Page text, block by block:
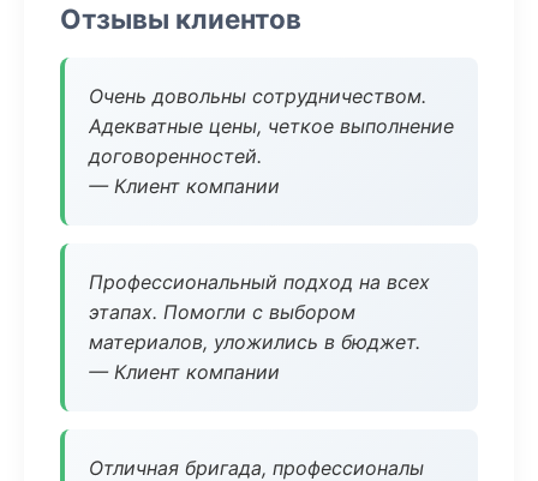
Отзывы клиентов
Очень довольны сотрудничеством.
Адекватные цены, четкое выполнение
договоренностей.
— Клиент компании
Профессиональный подход на всех
этапах. Помогли с выбором
материалов, уложились в бюджет.
— Клиент компании
Отличная бригада, профессионалы